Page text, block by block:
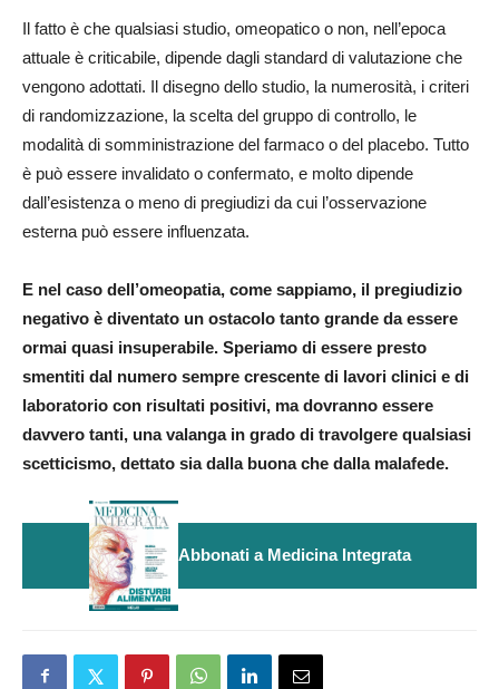
Il fatto è che qualsiasi studio, omeopatico o non, nell’epoca
attuale è criticabile, dipende dagli standard di valutazione che
vengono adottati. Il disegno dello studio, la numerosità, i criteri
di randomizzazione, la scelta del gruppo di controllo, le
modalità di somministrazione del farmaco o del placebo. Tutto
è può essere invalidato o confermato, e molto dipende
dall’esistenza o meno di pregiudizi da cui l’osservazione
esterna può essere influenzata.
E nel caso dell’omeopatia, come sappiamo, il pregiudizio
negativo è diventato un ostacolo tanto grande da essere
ormai quasi insuperabile. Speriamo di essere presto
smentiti dal numero sempre crescente di lavori clinici e di
laboratorio con risultati positivi, ma dovranno essere
davvero tanti, una valanga in grado di travolgere qualsiasi
scetticismo, dettato sia dalla buona che dalla malafede.
Abbonati a Medicina Integrata